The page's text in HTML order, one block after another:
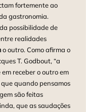
fortemente ao
gastronomia.
possibilidade de
realidades
o outro. Como afirma o
T. Godbout, “a
receber o outro em
que quando pensamos
são feitas
que as saudações